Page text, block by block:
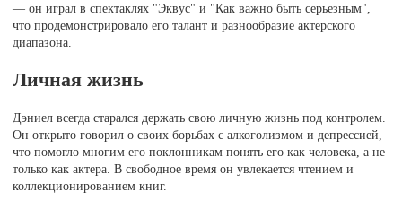
— он играл в спектаклях "Эквус" и "Как важно быть серьезным",
что продемонстрировало его талант и разнообразие актерского
диапазона.
Личная жизнь
Дэниел всегда старался держать свою личную жизнь под контролем.
Он открыто говорил о своих борьбах с алкоголизмом и депрессией,
что помогло многим его поклонникам понять его как человека, а не
только как актера. В свободное время он увлекается чтением и
коллекционированием книг.